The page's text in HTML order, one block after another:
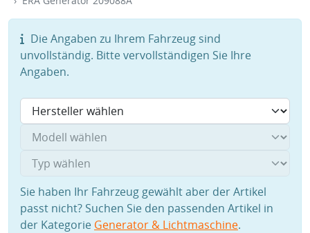
Die Angaben zu Ihrem Fahrzeug sind
unvollständig. Bitte vervollständigen Sie Ihre
Angaben.
Sie haben Ihr Fahrzeug gewählt aber der Artikel
passt nicht? Suchen Sie den passenden Artikel in
der Kategorie Generator & Lichtmaschine.